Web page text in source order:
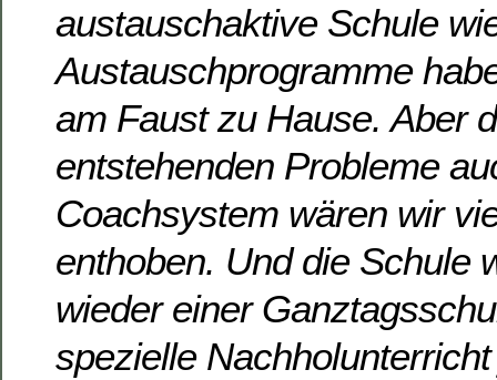
austauschaktive Schule
Austauschprogramme
am Faust zu Hause. Aber
entstehenden Probleme
Coachsystem wären wir
enthoben. Und die Schule
wieder einer
spezielle